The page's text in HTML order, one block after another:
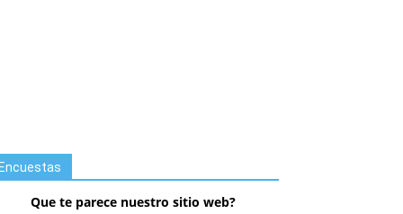
Encuestas
Que te parece nuestro sitio web?